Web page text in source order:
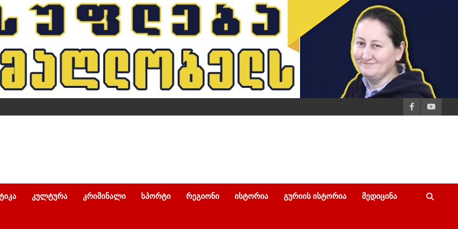
ᲙᲣᲚᲢᲣᲠᲐ ᲙᲠᲘᲛᲘᲜᲐᲚᲘ ᲡᲞᲝᲠᲢᲘ ᲠᲔᲒᲘᲝᲜᲘ ᲘᲡᲢᲝᲠᲘᲐ ᲒᲣᲠᲘᲘᲡ ᲘᲡᲢᲝᲠᲘᲐ ᲛᲔᲓᲘᲪᲘᲜᲐ